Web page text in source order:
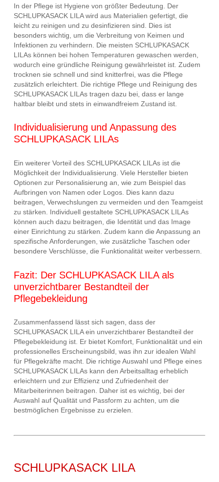
In der Pflege ist Hygiene von größter Bedeutung. Der
SCHLUPKASACK LILA wird aus Materialien gefertigt, die
leicht zu reinigen und zu desinfizieren sind. Dies ist
besonders wichtig, um die Verbreitung von Keimen und
Infektionen zu verhindern. Die meisten SCHLUPKASACK
LILAs können bei hohen Temperaturen gewaschen werden,
wodurch eine gründliche Reinigung gewährleistet ist. Zudem
trocknen sie schnell und sind knitterfrei, was die Pflege
zusätzlich erleichtert. Die richtige Pflege und Reinigung des
SCHLUPKASACK LILAs tragen dazu bei, dass er lange
haltbar bleibt und stets in einwandfreiem Zustand ist.
Individualisierung und Anpassung des
SCHLUPKASACK LILAs
Ein weiterer Vorteil des SCHLUPKASACK LILAs ist die
Möglichkeit der Individualisierung. Viele Hersteller bieten
Optionen zur Personalisierung an, wie zum Beispiel das
Aufbringen von Namen oder Logos. Dies kann dazu
beitragen, Verwechslungen zu vermeiden und den Teamgeist
zu stärken. Individuell gestaltete SCHLUPKASACK LILAs
können auch dazu beitragen, die Identität und das Image
einer Einrichtung zu stärken. Zudem kann die Anpassung an
spezifische Anforderungen, wie zusätzliche Taschen oder
besondere Verschlüsse, die Funktionalität weiter verbessern.
Fazit: Der SCHLUPKASACK LILA als
unverzichtbarer Bestandteil der
Pflegebekleidung
Zusammenfassend lässt sich sagen, dass der
SCHLUPKASACK LILA ein unverzichtbarer Bestandteil der
Pflegebekleidung ist. Er bietet Komfort, Funktionalität und ein
professionelles Erscheinungsbild, was ihn zur idealen Wahl
für Pflegekräfte macht. Die richtige Auswahl und Pflege eines
SCHLUPKASACK LILAs kann den Arbeitsalltag erheblich
erleichtern und zur Effizienz und Zufriedenheit der
Mitarbeiterinnen beitragen. Daher ist es wichtig, bei der
Auswahl auf Qualität und Passform zu achten, um die
bestmöglichen Ergebnisse zu erzielen.
SCHLUPKASACK LILA